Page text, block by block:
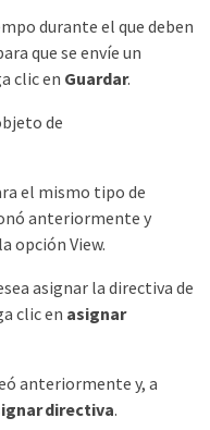
durante el que deben
que se envíe un
clic en Guardar.
de
el mismo tipo de
anteriormente y
opción View.
asignar la directiva de
clic en asignar
anteriormente y, a
directiva.